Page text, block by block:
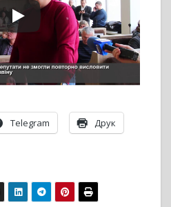
Telegram Друк